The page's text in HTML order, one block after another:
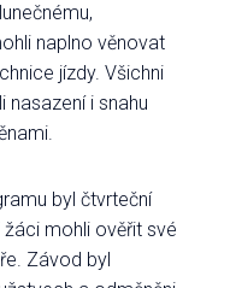
naplno věnovat
jízdy. Všichni
nasazení i snahu
byl čtvrteční
mohli ověřit své
Závod byl